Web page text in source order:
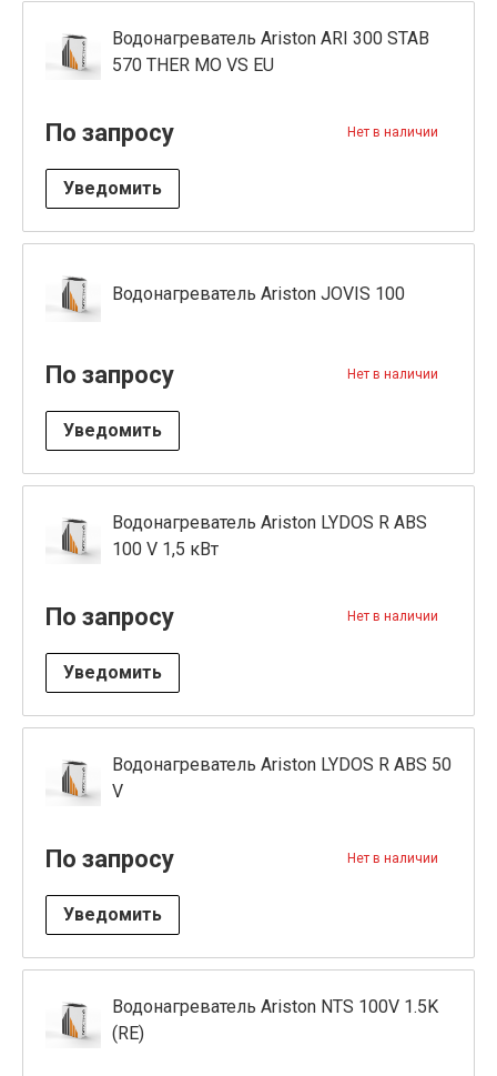
Водонагреватель Ariston ARI 300 STAB
570 THER MO VS EU
По запросу Нет в наличии
Уведомить
Водонагреватель Ariston JOVIS 100
По запросу Нет в наличии
Уведомить
Водонагреватель Ariston LYDOS R ABS
100 V 1,5 кВт
По запросу Нет в наличии
Уведомить
Водонагреватель Ariston LYDOS R ABS 50
V
По запросу Нет в наличии
Уведомить
Водонагреватель Ariston NTS 100V 1.5K
(RE)